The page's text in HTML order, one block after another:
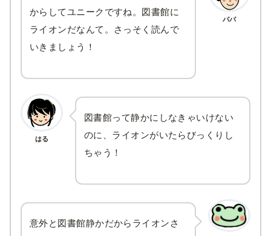
パパ
からしてユニークですね。図書館に
ライオンだなんて。さっそく読んで
いきましょう！
はる
図書館って静かにしなきゃいけない
のに、ライオンがいたらびっくりし
ちゃう！
意外と図書館静かだからライオンさ